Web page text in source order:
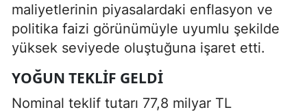
maliyetlerinin piyasalardaki enflasyon ve
politika faizi görünümüyle uyumlu şekilde
yüksek seviyede oluştuğuna işaret etti.
YOĞUN TEKLIF GELDI
Nominal teklif tutarı 77,8 milyar TL